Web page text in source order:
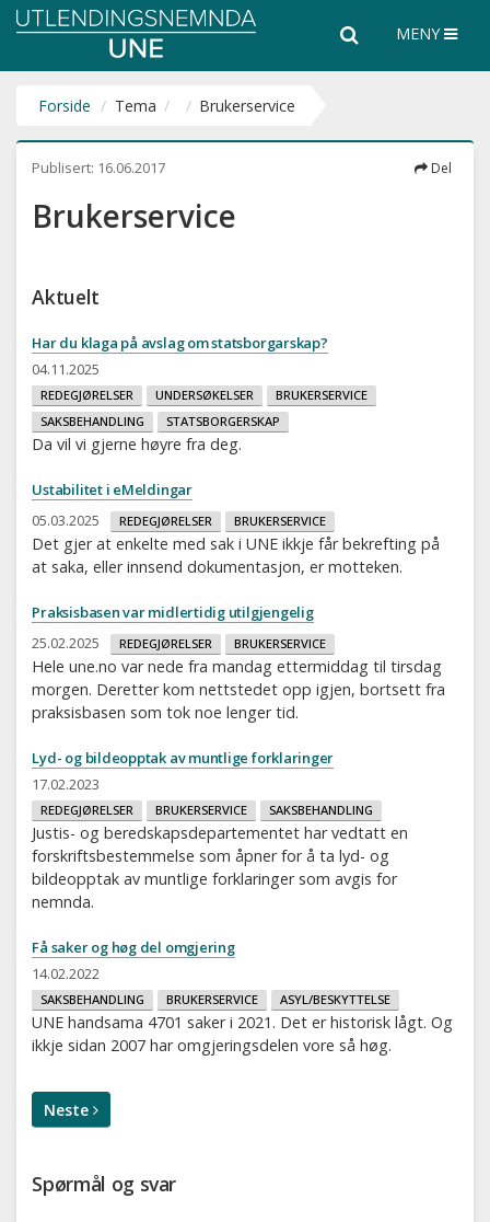
Utlendingsnemnda
hele
Søk MENY
Forside Tema Brukerservice
Publisert: 16.06.2017 Del
Brukerservice
Aktuelt
Har du klaga på avslag om statsborgarskap?
04.11.2025
REDEGJØRELSER UNDERSØKELSER
BRUKERSERVICE
SAKSBEHANDLING
STATSBORGERSKAP
Da vil vi gjerne høyre fra deg.
Ustabilitet i eMeldingar
05.03.2025
REDEGJØRELSER BRUKERSERVICE
Det gjer at enkelte med sak i UNE ikkje får bekrefting på
at saka, eller innsend dokumentasjon, er motteken.
Praksisbasen var midlertidig utilgjengelig
25.02.2025
REDEGJØRELSER BRUKERSERVICE
Hele une.no var nede fra mandag ettermiddag til tirsdag
morgen. Deretter kom nettstedet opp igjen, bortsett fra
praksisbasen som tok noe lenger tid.
Lyd- og bildeopptak av muntlige forklaringer
17.02.2023
REDEGJØRELSER BRUKERSERVICE SAKSBEHANDLING
Justis- og beredskapsdepartementet har vedtatt en
forskriftsbestemmelse som åpner for å ta lyd- og
bildeopptak av muntlige forklaringer som avgis for
nemnda.
Få saker og høg del omgjering
14.02.2022
SAKSBEHANDLING BRUKERSERVICE ASYL/BESKYTTELSE
UNE handsama 4701 saker i 2021. Det er historisk lågt. Og
ikkje sidan 2007 har omgjeringsdelen vore så høg.
Neste
Spørmål og svar